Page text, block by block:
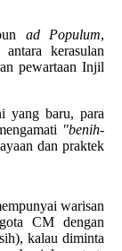
ad Populum,
kerasulan
pewartaan Injil
yang baru, para
"benih-
dan praktek
warisan
CM dengan
kalau diminta